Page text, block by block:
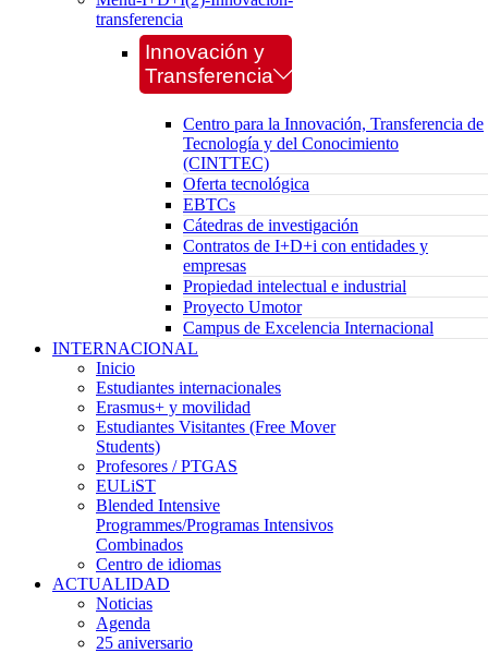
transferencia
Innovación y
Transferencia
Centro para la Innovación, Transferencia de
Tecnología y del Conocimiento
(CINTTEC)
Oferta tecnológica
EBTCs
Cátedras de investigación
Contratos de I+D+i con entidades y
empresas
Propiedad intelectual e industrial
Proyecto Umotor
Campus de Excelencia Internacional
INTERNACIONAL
Inicio
Estudiantes internacionales
Erasmus+ y movilidad
Estudiantes Visitantes (Free Mover
Students)
Profesores / PTGAS
EULiST
Blended Intensive
Programmes/Programas Intensivos
Combinados
Centro de idiomas
ACTUALIDAD
Noticias
Agenda
25 aniversario